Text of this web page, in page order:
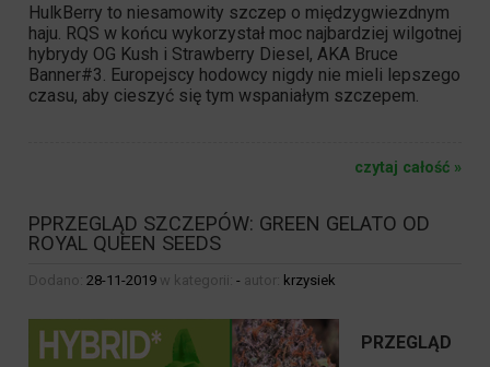
HulkBerry to niesamowity szczep o międzygwiezdnym
haju. RQS w końcu wykorzystał moc najbardziej wilgotnej
hybrydy OG Kush i Strawberry Diesel, AKA Bruce
Banner#3 . Europejscy hodowcy nigdy nie mieli lepszego
czasu, aby cieszyć się tym wspaniałym szczepem.
czytaj całość »
PPRZEGLĄD SZCZEPÓW: GREEN GELATO OD
ROYAL QUEEN SEEDS
Dodano: 28-11-2019 w kategorii: - autor: krzysiek
PRZEGLĄD